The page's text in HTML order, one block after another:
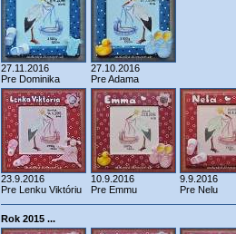
27.11.2016
Pre Dominika
27.10.2016
Pre Adama
23.9.2016
Pre Lenku Viktóriu
10.9.2016
Pre Emmu
9.9.2016
Pre Nelu
Rok 2015 ...